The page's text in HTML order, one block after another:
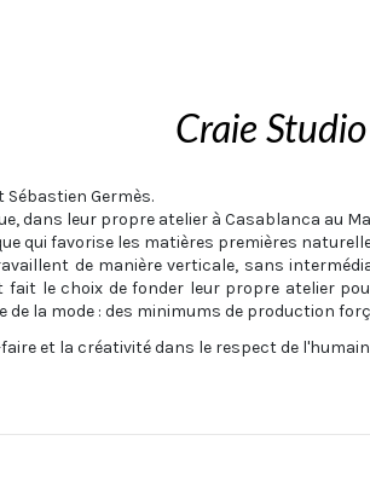
Craie Studio
Sébastien Germès.
dans leur propre atelier à Casablanca au
qui favorise les matières premières
de manière verticale, sans
le choix de fonder leur propre atelier
la mode : des minimums de production
et la créativité dans le respect de